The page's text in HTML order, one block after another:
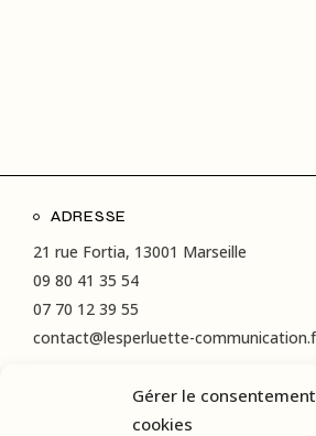
Gérer le
cookies
ADRESSE
21 rue Fortia, 13001 Marseille
09 80 41 35 54
07 70 12 39 55
contact@lesperluette-
RÉSEAUX SOCIAUX